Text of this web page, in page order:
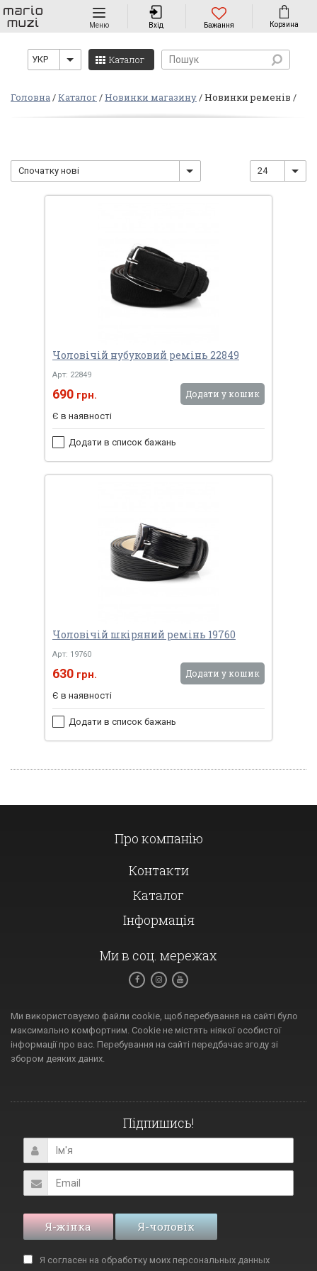
Навігація
Меню Вхід Бажання Корзина
УКР Каталог
Головна Каталог Новинки магазину Новинки ременів
Спочатку нові 24
Чоловічій нубуковий ремінь 22849
Арт: 22849
690 грн. Додати у кошик
Є в наявності
Додати в список бажань
Чоловічій шкіряний ремінь 19760
Арт: 19760
630 грн. Додати у кошик
Є в наявності
Додати в список бажань
Про компанію
Контакти
Каталог
Інформація
Ми в соц. мережах
Ми використовуємо файли cookie, щоб перебування на сайті було
максимально комфортним. Cookie не містять ніякої особистої
інформації про вас. Перебування на сайті передбачає згоду зі
збором деяких даних.
Підпишись!
Я-жінка Я-чоловік
Я согласен на обработку моих персональных данных